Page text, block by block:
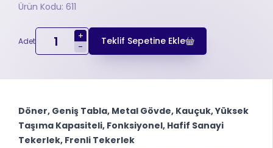
Ürün Kodu: 611
Adet
+
-
Teklif Sepetine Ekle
Döner, Geniş Tabla, Metal Gövde, Kauçuk, Yüksek
Taşıma Kapasiteli, Fonksiyonel, Hafif Sanayi
Tekerlek, Frenli Tekerlek